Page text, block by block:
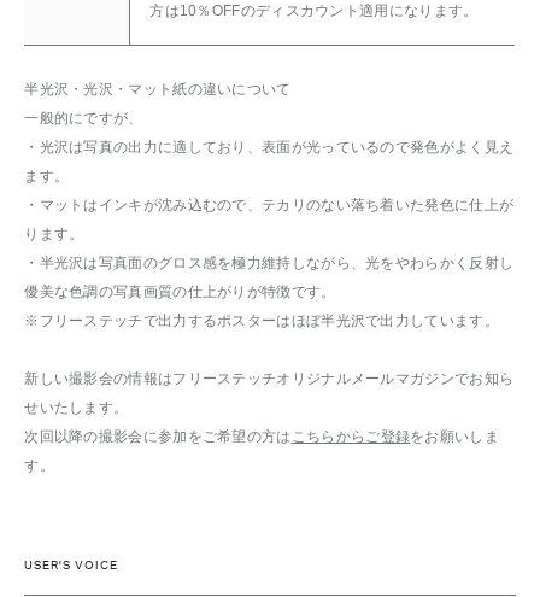
方は10％OFFのディスカウント適用になります。
半光沢・光沢・マット紙の違いについて
一般的にですが、
・光沢は写真の出力に適しており、表面が光っているので発色がよく見え
ます。
・マットはインキが沈み込むので、テカリのない落ち着いた発色に仕上が
ります。
・半光沢は写真面のグロス感を極力維持しながら、光をやわらかく反射し
優美な色調の写真画質の仕上がりが特徴です。
※フリーステッチで出力するポスターはほぼ半光沢で出力しています。
新しい撮影会の情報はフリーステッチオリジナルメールマガジンでお知ら
せいたします。
次回以降の撮影会に参加をご希望の方は こちらからご登録をお願いしま
す。
USER'S VOICE